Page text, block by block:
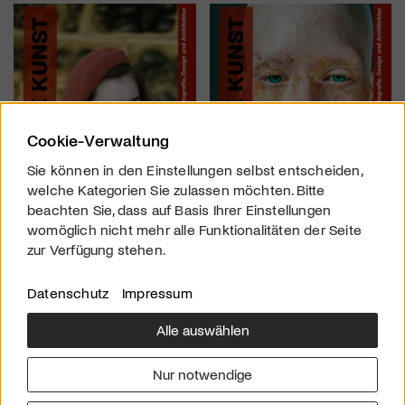
Über uns
Downloads
Werben
Impressum
Cookie-Verwaltung
Sie können in den Einstellungen selbst entscheiden,
welche Kategorien Sie zulassen möchten. Bitte
beachten Sie, dass auf Basis Ihrer Einstellungen
womöglich nicht mehr alle Funktionalitäten der Seite
zur Verfügung stehen.
Datenschutz Impressum
Alle auswählen
Nur notwendige